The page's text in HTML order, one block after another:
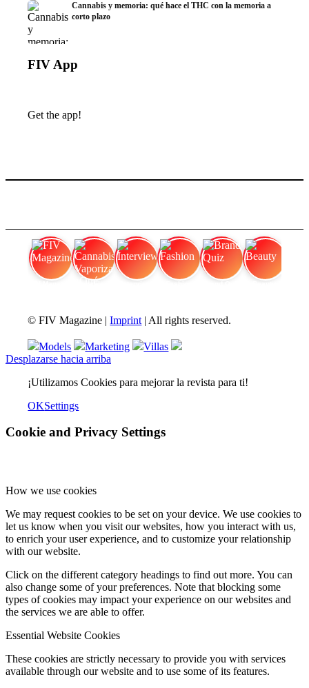
Cannabis y memoria: qué hace el THC con la memoria a
corto plazo
FIV App
Get the app!
© FIV Magazine |Imprint | All rights reserved.
Models Marketing
Villas
Desplazarse hacia arriba
¡Utilizamos Cookies para mejorar la revista para ti!
OKSettings
Cookie and Privacy Settings
How we use cookies
We may request cookies to be set on your device. We use cookies to
let us know when you visit our websites, how you interact with us,
to enrich your user experience, and to customize your relationship
with our website.
Click on the different category headings to find out more. You can
also change some of your preferences. Note that blocking some
types of cookies may impact your experience on our websites and
the services we are able to offer.
Essential Website Cookies
These cookies are strictly necessary to provide you with services
available through our website and to use some of its features.